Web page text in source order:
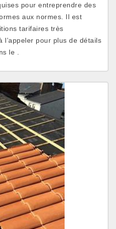
pour entreprendre des
aux normes. Il est
tarifaires très
l’appeler pour plus de détails
le .